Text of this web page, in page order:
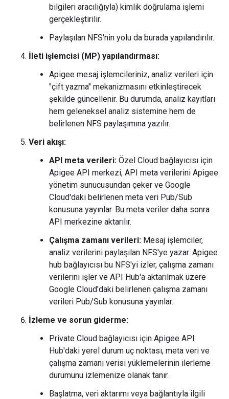
bilgileri aracılığıyla) kimlik doğrulama işlemi
gerçekleştirilir.
Paylaşılan NFS'nin yolu da burada yapılandırılır.
İleti işlemcisi (MP) yapılandırması:
Apigee mesaj işlemcileriniz, analiz verileri için
"çift yazma" mekanizmasını etkinleştirecek
şekilde güncellenir. Bu durumda, analiz kayıtları
hem geleneksel analiz sistemine hem de
belirlenen NFS paylaşımına yazılır.
Veri akışı:
API meta verileri: Özel Cloud bağlayıcısı için
Apigee API merkezi, API meta verilerini Apigee
yönetim sunucusundan çeker ve Google
Cloud'daki belirlenen meta veri Pub/Sub
konusuna yayınlar. Bu meta veriler daha sonra
API merkezine aktarılır.
Çalışma zamanı verileri: Mesaj işlemciler,
analiz verilerini paylaşılan NFS'ye yazar. Apigee
hub bağlayıcısı bu NFS'yi izler, çalışma zamanı
verilerini işler ve API Hub'a aktarılmak üzere
Google Cloud'daki belirlenen çalışma zamanı
verileri Pub/Sub konusuna yayınlar.
İzleme ve sorun giderme:
Private Cloud bağlayıcısı için Apigee API
Hub'daki yerel durum uç noktası, meta veri ve
çalışma zamanı verisi yüklemelerinin ilerleme
durumunu izlemenize olanak tanır.
Başlatma, veri aktarımı veya bağlantıyla ilgili